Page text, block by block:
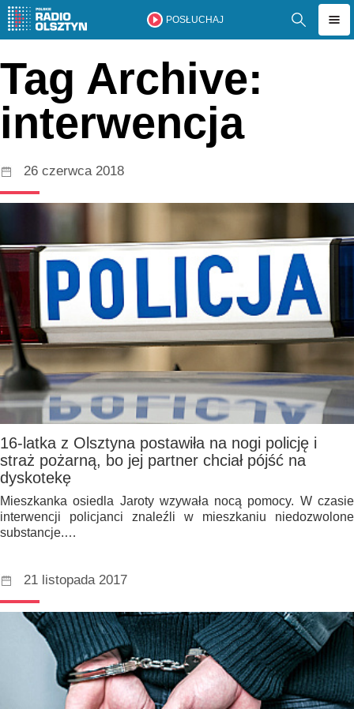
POSŁUCHAJ
Tag Archive:
interwencja
26 czerwca 2018
16-latka z Olsztyna postawiła na nogi policję i
straż pożarną, bo jej partner chciał pójść na
dyskotekę
Mieszkanka osiedla Jaroty wzywała nocą pomocy. W czasie
interwencji policjanci znaleźli w mieszkaniu niedozwolone
substancje.…
21 listopada 2017